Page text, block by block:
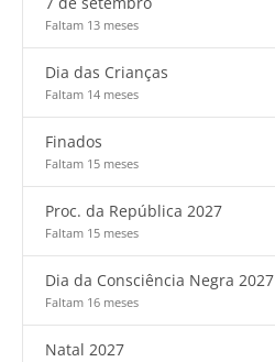
Faltam 13 meses
Dia das Crianças
Faltam 14 meses
Finados
Faltam 15 meses
Proc. da República 2027
Faltam 15 meses
Dia da Consciência Negra 2027
Faltam 16 meses
Natal 2027